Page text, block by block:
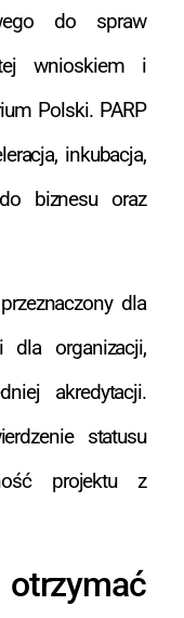
do spraw
wnioskiem i
Polski. PARP
inkubacja,
biznesu oraz
dla
dla organizacji,
akredytacji.
statusu
projektu z